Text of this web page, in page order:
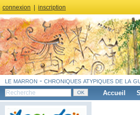
connexion inscription
le marron - chroniques atypiques de la
Accueil